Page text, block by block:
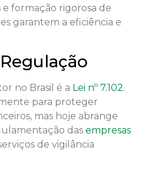
e formação rigorosa de
garantem a eficiência e
no Brasil é a Lei nº 7.102.
para proteger
mas hoje abrange
das empresas
de vigilância